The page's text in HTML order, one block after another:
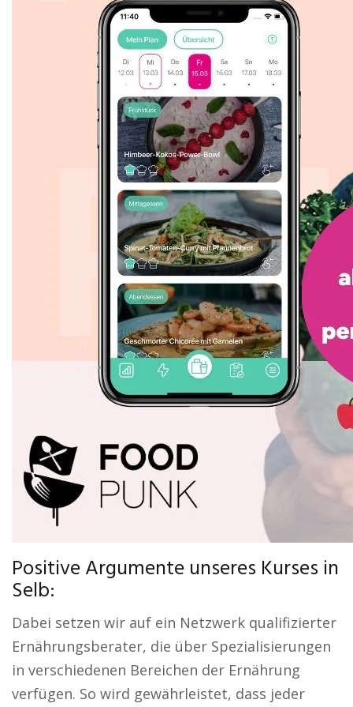
Positive Argumente unseres Kurses in
Selb:
Dabei setzen wir auf ein Netzwerk qualifizierter
Ernährungsberater, die über Spezialisierungen
in verschiedenen Bereichen der Ernährung
verfügen. So wird gewährleistet, dass jeder